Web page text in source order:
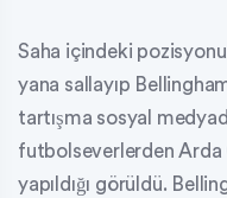
Saha içindeki
yana sallayıp
tartışma sosyal
futbolseverlerden Arda
yapıldığı görüldü.